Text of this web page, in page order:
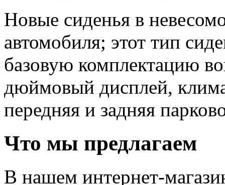
Новые сиденья в
автомобиля; этот тип
базовую комплектацию
дюймовый дисплей,
передняя и задняя
Что мы предлагаем
В нашем интернет-